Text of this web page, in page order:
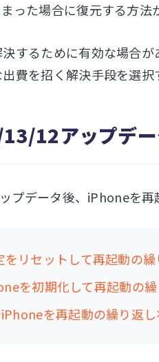
った場合に復元する方
するために有効な場合
費を招く解決手段を選択
12アップデ
プデータ後、iPhoneを
リセットして再起動の
を初期化して再起動の
を再起動の繰り返し